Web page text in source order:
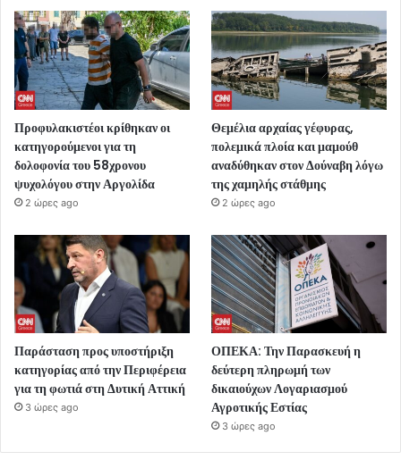
Προφυλακιστέοι κρίθηκαν οι
κατηγορούμενοι για τη
δολοφονία του 58χρονου
ψυχολόγου στην Αργολίδα
2 ώρες ago
Θεμέλια αρχαίας γέφυρας,
πολεμικά πλοία και μαμούθ
αναδύθηκαν στον Δούναβη λόγω
της χαμηλής στάθμης
2 ώρες ago
Παράσταση προς υποστήριξη
κατηγορίας από την Περιφέρεια
για τη φωτιά στη Δυτική Αττική
3 ώρες ago
ΟΠΕΚΑ: Την Παρασκευή η
δεύτερη πληρωμή των
δικαιούχων Λογαριασμού
Αγροτικής Εστίας
3 ώρες ago